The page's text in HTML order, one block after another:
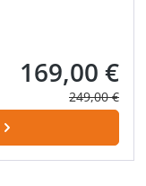
Verkaufspreis:
169,00 €
Regulärer
249,00 €